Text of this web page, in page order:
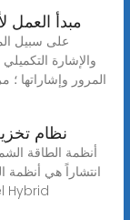
مبدأ العمل
والإشارة
المرور وإشاراتها ؛
نظام
انتشاراً هي أنظمة